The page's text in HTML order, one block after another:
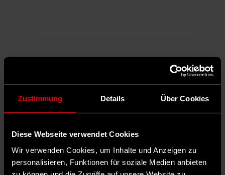
Zustimmung Details Über Cookies
Diese Webseite verwendet Cookies
Wir verwenden Cookies, um Inhalte und Anzeigen zu
personalisieren, Funktionen für soziale Medien anbieten